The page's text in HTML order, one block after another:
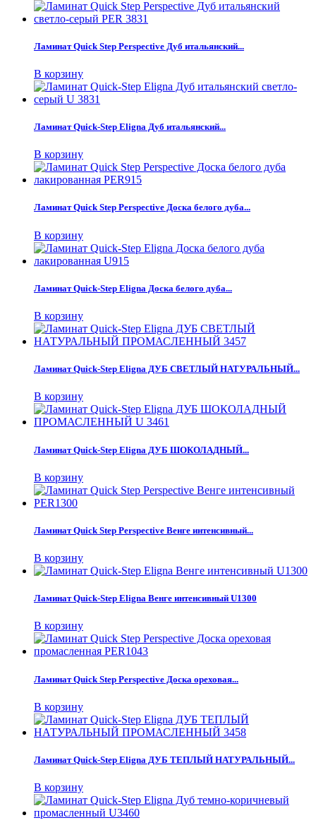
Ламинат Quick Step Perspective Дуб итальянский...
В корзину
Ламинат Quick-Step Eligna Дуб итальянский...
В корзину
Ламинат Quick Step Perspective Доска белого дуба...
В корзину
Ламинат Quick-Step Eligna Доска белого дуба...
В корзину
Ламинат Quick-Step Eligna ДУБ СВЕТЛЫЙ НАТУРАЛЬНЫЙ...
В корзину
Ламинат Quick-Step Eligna ДУБ ШОКОЛАДНЫЙ...
В корзину
Ламинат Quick Step Perspective Венге интенсивный...
В корзину
Ламинат Quick-Step Eligna Венге интенсивный U1300
В корзину
Ламинат Quick Step Perspective Доска ореховая...
В корзину
Ламинат Quick-Step Eligna ДУБ ТЕПЛЫЙ НАТУРАЛЬНЫЙ...
В корзину